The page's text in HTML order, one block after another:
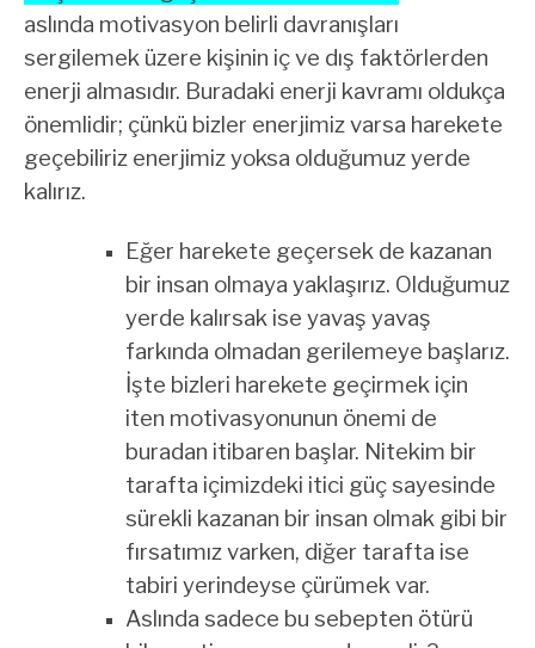
aslında motivasyon belirli davranışları
sergilemek üzere kişinin iç ve dış faktörlerden
enerji almasıdır. Buradaki enerji kavramı oldukça
önemlidir; çünkü bizler enerjimiz varsa harekete
geçebiliriz enerjimiz yoksa olduğumuz yerde
kalırız.
Eğer harekete geçersek de kazanan
bir insan olmaya yaklaşırız. Olduğumuz
yerde kalırsak ise yavaş yavaş
farkında olmadan gerilemeye başlarız.
İşte bizleri harekete geçirmek için
iten motivasyonunun önemi de
buradan itibaren başlar. Nitekim bir
tarafta içimizdeki itici güç sayesinde
sürekli kazanan bir insan olmak gibi bir
fırsatımız varken, diğer tarafta ise
tabiri yerindeyse çürümek var.
Aslında sadece bu sebepten ötürü